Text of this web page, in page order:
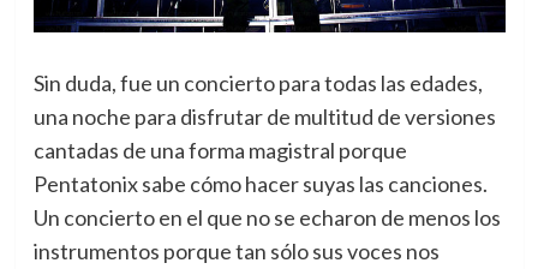
Sin duda, fue un concierto para todas las edades,
una noche para disfrutar de multitud de versiones
cantadas de una forma magistral porque
Pentatonix sabe cómo hacer suyas las canciones.
Un concierto en el que no se echaron de menos los
instrumentos porque tan sólo sus voces nos